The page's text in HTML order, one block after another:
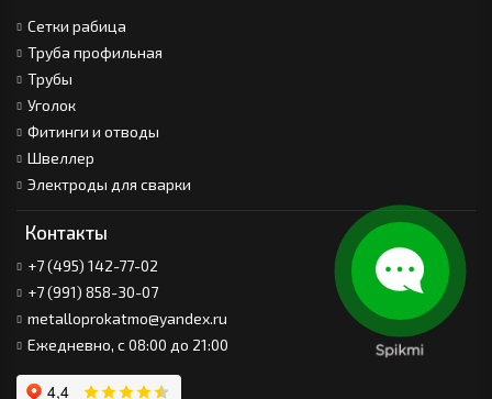
Сетки рабица
Труба профильная
Трубы
Уголок
Фитинги и отводы
Швеллер
Электроды для сварки
Контакты
+7 (495) 142-77-02
+7 (991) 858-30-07
metalloprokatmo@yandex.ru
Ежедневно, с 08:00 до 21:00